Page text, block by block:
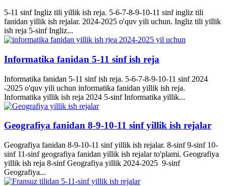
5-11 sinf Ingliz tili yillik ish reja. 5-6-7-8-9-10-11 sinf ingliz tili
fanidan yillik ish rejalar. 2024-2025 o'quv yili uchun. Ingliz tili yillik
ish reja 5-sinf Ingliz...
Informatika fanidan 5-11 sinf ish reja
Informatika fanidan 5-11 sinf ish reja. 5-6-7-8-9-10-11 sinf 2024
-2025 o'quv yili uchun informatika fanidan yillik ish reja.
Informatika yillik ish reja 2024 5-sinf Informatika yillik...
Geografiya fanidan 8-9-10-11 sinf yillik ish rejalar
Geografiya fanidan 8-9-10-11 sinf yillik ish rejalar. 8-sinf 9-sinf 10-
sinf 11-sinf geografiya fanidan yillik ish rejalar to'plami. Geografiya
yillik ish reja 8-sinf Geografiya yillik 2024-2025 9-sinf
Geografiya...